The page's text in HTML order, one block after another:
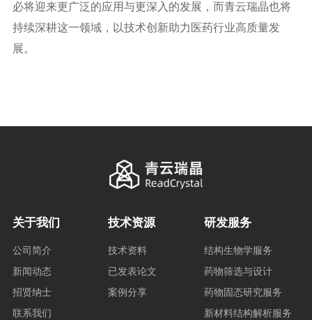
必将迎来更广泛的应用与更深入的发展，而青云瑞晶也将
持续深耕这一领域，以技术创新助力医药行业高质量发
展。
研发服务
结构生物学服务
药物筛选与设计
药物固态研究服务
新材料结构解析服务
技术资源
技术资料
已发表论文
案例分享
关于我们
公司简介
新闻动态
招贤纳士
联系我们